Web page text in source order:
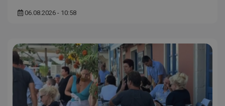
06.08.2026 - 10:58